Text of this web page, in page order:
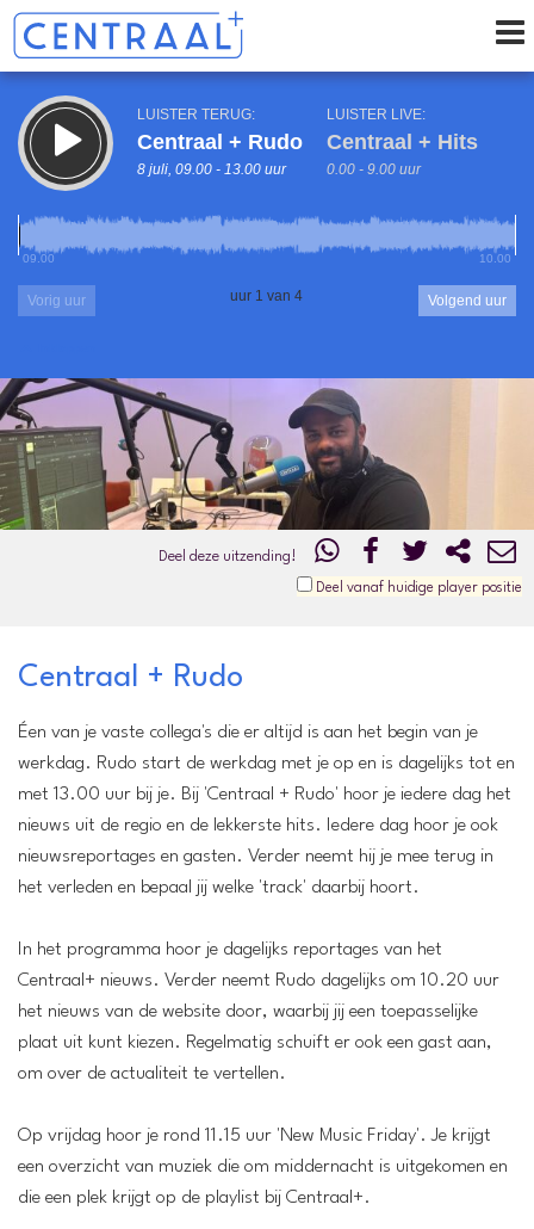
LUISTER TERUG:
Centraal + Rudo
8 juli, 09.00 - 13.00 uur
LUISTER LIVE:
Centraal + Hits
0.00 - 9.00 uur
09.00 10.00
Vorig uur uur 1 van 4 Volgend uur
Deel deze uitzending!
Deel vanaf huidige player positie
Centraal + Rudo
Éen van je vaste collega's die er altijd is aan het begin van je
werkdag. Rudo start de werkdag met je op en is dagelijks tot en
met 13.00 uur bij je. Bij 'Centraal + Rudo' hoor je iedere dag het
nieuws uit de regio en de lekkerste hits. Iedere dag hoor je ook
nieuwsreportages en gasten. Verder neemt hij je mee terug in
het verleden en bepaal jij welke 'track' daarbij hoort.
In het programma hoor je dagelijks reportages van het
Centraal+ nieuws. Verder neemt Rudo dagelijks om 10.20 uur
het nieuws van de website door, waarbij jij een toepasselijke
plaat uit kunt kiezen. Regelmatig schuift er ook een gast aan,
om over de actualiteit te vertellen.
Op vrijdag hoor je rond 11.15 uur 'New Music Friday'. Je krijgt
een overzicht van muziek die om middernacht is uitgekomen en
die een plek krijgt op de playlist bij Centraal+.